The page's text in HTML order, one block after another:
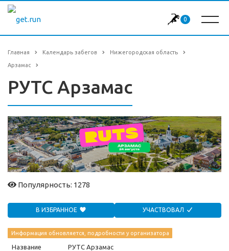
0
Главная Календарь забегов Нижегородская область
Арзамас
РУТС Арзамас
Популярность: 1278
В ИЗБРАННОЕ УЧАСТВОВАЛ
Информация обновляется, подробности у организатора
Название РУТС Арзамас